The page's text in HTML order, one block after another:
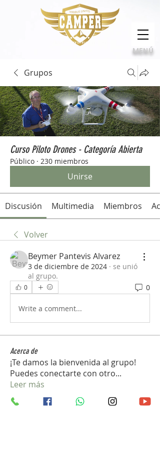
Calidad, compromiso e innovación
MENÚ
Grupos
Curso Piloto Drones - Categoría Abierta
Público · 230 miembros
Unirse
Discusión Multimedia Miembros
Volver
Beymer Pantevis Alvarez
3 de diciembre de 2024 · se unió
al grupo.
0 0
Write a comment...
Acerca de
¡Te damos la bienvenida al grupo!
Puedes conectarte con otro...
Leer más